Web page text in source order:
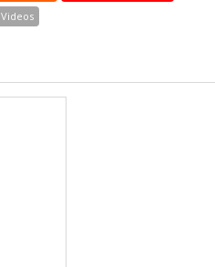
Videos